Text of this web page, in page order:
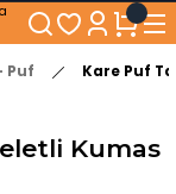
BEDAVA!
Sahip Dolaplar
Kullanım Konforu
destek
Puf Kare Puf
Kumas